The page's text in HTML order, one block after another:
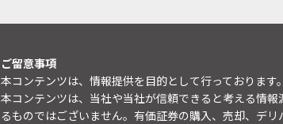
ご留意事項
本コンテンツは、情報提供を目的として行っております。
本コンテンツは、当社や当社が信頼できると考える情
るものではございません。有価証券の購入、売却、デ